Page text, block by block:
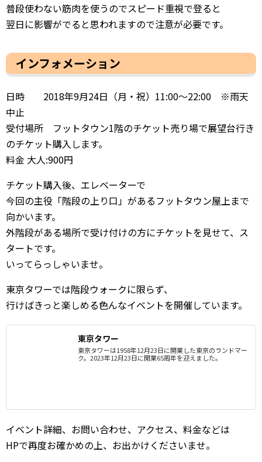
普段使わない筋肉を使うのでスピード重視で登ると
翌日に影響がでると思われますので注意が必要です。
インフォメーション
日時 2018年9月24日（月・祝）11:00～22:00 ※雨天
中止
受付場所 フットタウン1階のチケット売り場で展望台行き
のチケット購入します。
料金 大人:900円
チケット購入後、エレベーターで
今回の主役「階段の上り口」があるフットタウン屋上まで
向かいます。
外階段がある場所で受け付けの方にチケットを見せて、ス
タートです。
いってらっしゃいませ。
東京タワーでは階段ウォークに限らず、
行けばきっと楽しめる色んなイベントを開催しています。
東京タワー
東京タワーは1958年12月23日に開業した東京のランドマー
ク。2023年12月23日に開業65周年を迎えました。
イベント詳細、お問い合わせ、アクセス、料金などは
HPで再度お確かめの上、お出かけくださいませ。